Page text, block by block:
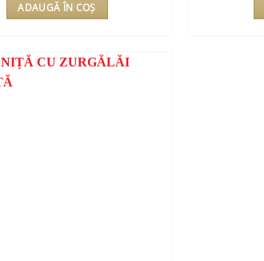
ADAUGĂ ÎN COȘ